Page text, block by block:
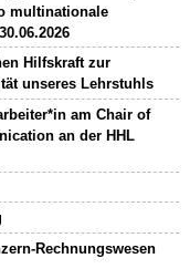
multinationale
Hilfskraft zur
unseres Lehrstuhls
am Chair of
an der HHL
Rechnungswesen